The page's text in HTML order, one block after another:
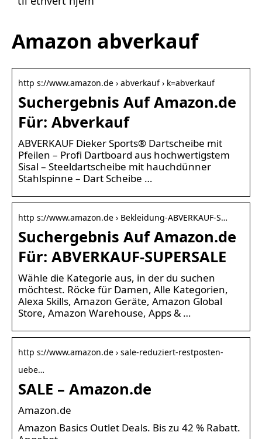
Amazon abverkauf
http s://www.amazon.de › abverkauf › k=abverkauf
Suchergebnis Auf Amazon.de
Für: Abverkauf
ABVERKAUF Dieker Sports® Dartscheibe mit
Pfeilen – Profi Dartboard aus hochwertigstem
Sisal – Steeldartscheibe mit hauchdünner
Stahlspinne – Dart Scheibe …
http s://www.amazon.de › Bekleidung-ABVERKAUF-S…
Suchergebnis Auf Amazon.de
Für: ABVERKAUF-SUPERSALE
Wähle die Kategorie aus, in der du suchen
möchtest. Röcke für Damen, Alle Kategorien,
Alexa Skills, Amazon Geräte, Amazon Global
Store, Amazon Warehouse, Apps & …
http s://www.amazon.de › sale-reduziert-restposten-
uebe…
SALE – Amazon.de
Amazon.de
Amazon Basics Outlet Deals. Bis zu 42 % Rabatt.